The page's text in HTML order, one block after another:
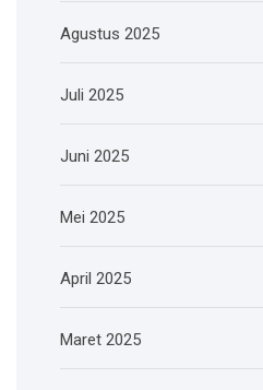
Agustus 2025
Juli 2025
Juni 2025
Mei 2025
April 2025
Maret 2025